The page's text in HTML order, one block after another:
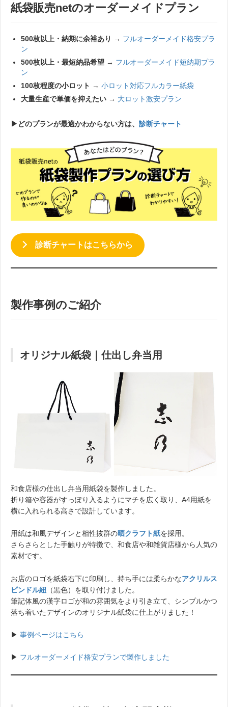
紙袋販売netのオーダーメイドプラン
500枚以上・納期に余裕あり → フルオーダーメイド格安プラ
ン
500枚以上・最短納品希望 → フルオーダーメイド短納期プラ
ン
100枚程度の小ロット → 小ロット対応フルカラー紙袋
大量生産で単価を抑えたい → 大ロット激安プラン
▶︎どのプランが最適かわからない方は、 診断チャート
診断チャートはこちらから
製作事例のご紹介
オリジナル紙袋｜仕出し弁当用
和食店様の仕出し弁当用紙袋を製作しました。
折り箱や容器がすっぽり入るようにマチを広く取り、A4用紙を
横に入れられる高さで設計しています。
用紙は和風デザインと相性抜群の晒クラフト紙を採用。
さらさらとした手触りが特徴で、和食店や和雑貨店様から人気の
素材です。
お店のロゴを紙袋右下に印刷し、持ち手には柔らかなアクリルス
ピンドル紐 （黒色）を取り付けました。
筆記体風の漢字ロゴが和の雰囲気をより引き立て、シンプルかつ
落ち着いたデザインのオリジナル紙袋に仕上がりました！
▶︎ 事例ページはこちら
▶︎ フルオーダーメイド格安プランで製作しました